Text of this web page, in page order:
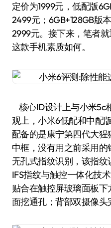
定价为1999元，低配版
2499元；6GB+128GB版
2999元。接下来，笔者
这款手机素质如何。
核心ID设计上与小米5c
观上，小米6低配和中配
配备的是康宁第四代大
中框，没有用之前采用
无孔式指纹识别，该指
IFS指纹与触控一体化技
贴合在触控屏玻璃面板
面挖通孔；背部双摄像头